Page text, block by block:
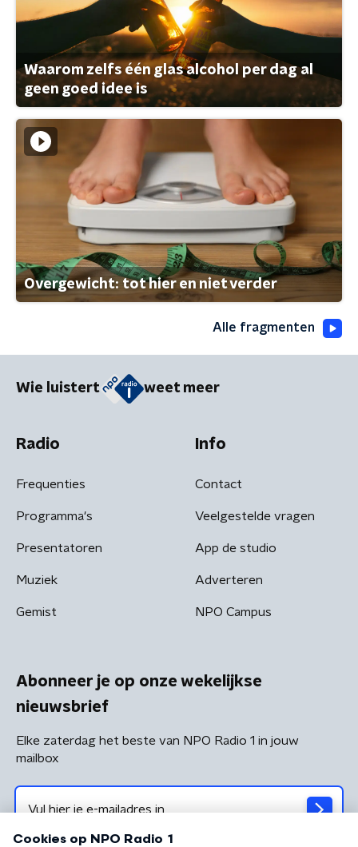
Waarom zelfs één glas alcohol per dag al
geen goed idee is
Overgewicht: tot hier en niet verder
Alle fragmenten
Wie luistert weet meer
Radio
Frequenties
Programma's
Presentatoren
Muziek
Gemist
Info
Contact
Veelgestelde vragen
App de studio
Adverteren
NPO Campus
Abonneer je op onze wekelijkse
nieuwsbrief
Elke zaterdag het beste van NPO Radio 1 in jouw
mailbox